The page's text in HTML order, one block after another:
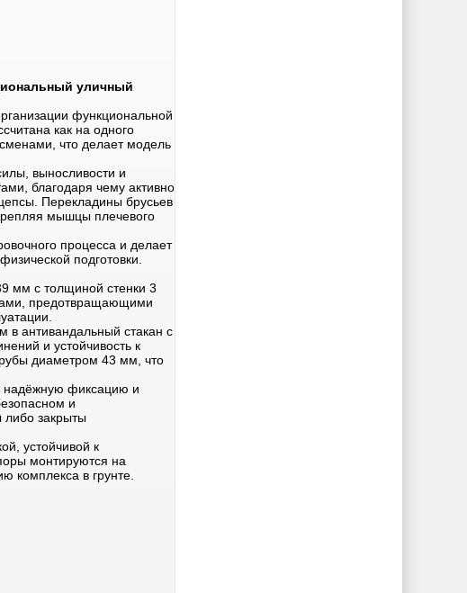
уличный
функциональной
как на одного
что делает модель
выносливости и
благодаря чему активно
Перекладины брусьев
мышцы плечевого
процесса и делает
подготовки.
мм с толщиной стенки 3
предотвращающими
в антивандальный стакан с
и устойчивость к
диаметром 43 мм, что
надёжную фиксацию и
и
либо закрыты
устойчивой к
монтируются на
комплекса в грунте.